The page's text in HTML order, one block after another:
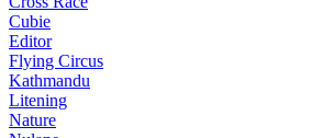
Cubie
Editor
Flying Circus
Kathmandu
Litening
Nature